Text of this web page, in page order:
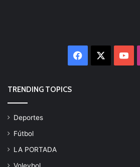
Facebook
TRENDING TOPICS
Deportes
Fútbol
LA PORTADA